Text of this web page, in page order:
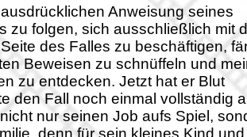
Anweisung seines
zu folgen, sich ausschließlich mit
des Falles zu beschäftigen,
Beweisen zu schnüffeln und
zu entdecken. Jetzt hat er Blut
den Fall noch einmal vollständig
nur seinen Job aufs Spiel,
denn für sein kleines Kind und